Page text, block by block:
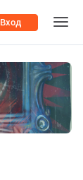
Вход